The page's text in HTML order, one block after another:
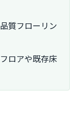
質フローリン
ロアや既存床